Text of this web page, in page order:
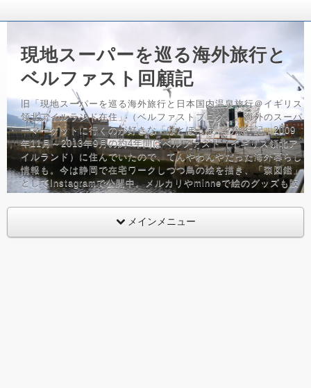
現地スーパーを巡る海外旅行と
ベルファスト回顧記
旧「現地スーパーを巡る海外旅行と日本国内温泉旅行＠イギリス
領北アイルランド在住」（ベルファストブログ）。海外のスーパ
ーマーケットに行くのが好きな「はとぽっぽ」の旅行記。2009
年11月～2013年9月の約4年間はベルファスト（イギリス領北ア
イルランド）に住んでいたので、てんやわんやだった海外暮らし
情報も。今は静岡で在宅ワークしつつ鳥の絵を描き、「森図鑑」
としてInstagramで公開中。メルカリやminneで絵のグッズも販
売しています。バッグ、鳥グッズフリーク。
メインメニュー